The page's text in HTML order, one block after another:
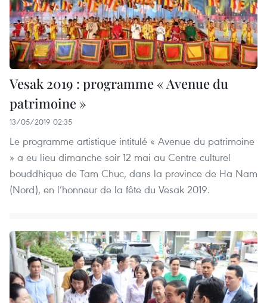
Vesak 2019 : programme « Avenue du
patrimoine »
13/05/2019 02:35
Le programme artistique intitulé « Avenue du patrimoine
» a eu lieu dimanche soir 12 mai au Centre culturel
bouddhique de Tam Chuc, dans la province de Ha Nam
(Nord), en l’honneur de la fête du Vesak 2019.